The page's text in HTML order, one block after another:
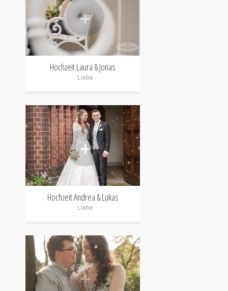
+
Hochzeit Laura & Jonas
Liebe
+
Hochzeit Andrea & Lukas
Liebe
+